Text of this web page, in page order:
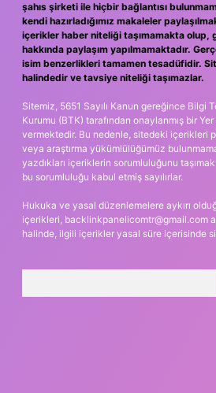
şahıs şirketi ile hiçbir bağlantısı
kendi hazırladığımız makaleler
içerikler haber niteliği taşımamakta olup,
hakkında paylaşım yapılmamaktadır.
isim benzerlikleri tamamen tesadüfidir.
halindedir ve tavsiye niteliği taşımazlar.
Sitemiz, 5651 Sayılı Kanun gereğince Bilgi
Kurumu (BTK) tarafından onaylanmış bir
vermektedir. Bu nedenle, sitedeki içerikleri
veya araştırma yükümlülüğümüz
yazdıkları içeriklerin sorumluluğunu
bu sorumluluğu kabul etmiş sayılırlar.
Hukuka ve yasal düzenlemelere aykırı
içerikleri, backlinkpanelicomtr@gmail.com
halinde, ilgili içerikler yasal süre içerisinde